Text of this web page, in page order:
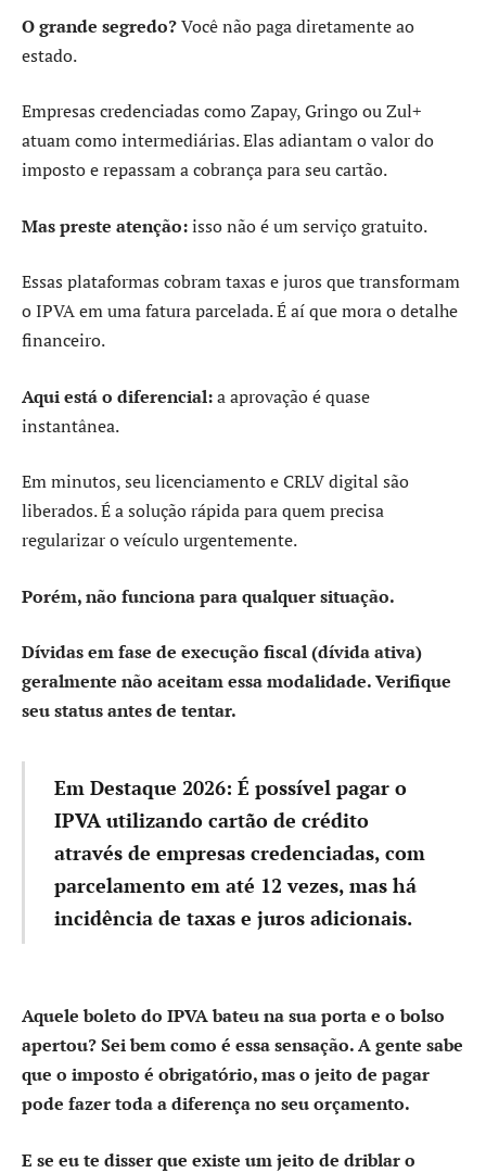
O grande segredo?Você não paga diretamente ao
estado.
Empresas credenciadas como Zapay, Gringo ou Zul+
atuam como intermediárias. Elas adiantam o valor do
imposto e repassam a cobrança para seu cartão.
Mas preste atenção:isso não é um serviço gratuito.
Essas plataformas cobram taxas e juros que transformam
o IPVA em uma fatura parcelada. É aí que mora o detalhe
financeiro.
Aqui está o diferencial:a aprovação é quase
instantânea.
Em minutos, seu licenciamento e CRLV digital são
liberados. É a solução rápida para quem precisa
regularizar o veículo urgentemente.
Porém, não funciona para qualquer situação.
Dívidas em fase de execução fiscal (dívida ativa)
geralmente não aceitam essa modalidade. Verifique
seu status antes de tentar.
Em Destaque 2026: É possível pagar o
IPVA utilizando cartão de crédito
através de empresas credenciadas, com
parcelamento em até 12 vezes, mas há
incidência de taxas e juros adicionais.
Aquele boleto do IPVA bateu na sua porta e o bolso
apertou? Sei bem como é essa sensação. A gente sabe
que o imposto é obrigatório, mas o jeito de pagar
pode fazer toda a diferença no seu orçamento.
E se eu te disser que existe um jeito de driblar o